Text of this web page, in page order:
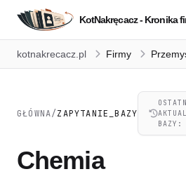
KotNakręcacz - Kronika
kotnakrecacz.pl Firmy
GŁÓWNA/ZAPYTANIE_BAZY
BAZY:
Chemia